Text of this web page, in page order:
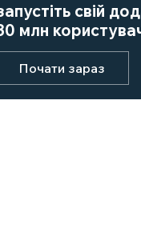
свій
млн
Почати зараз